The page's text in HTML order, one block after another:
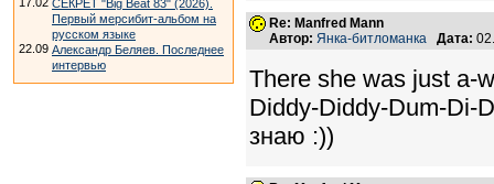
СЕКРЕТ "Big Beat 83" (2026).
Первый мерсибит-альбом на
русском языке
22.09 Александр Беляев. Последнее
интервью
Re: Manfred Mann
Автор: Янка-битломанка Дата:
There she was just a-
Diddy-Diddy-Dum-Di-
знаю :))